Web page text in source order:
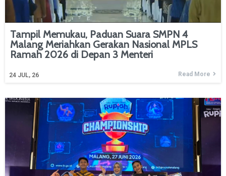
Tampil Memukau, Paduan Suara SMPN 4
Malang Meriahkan Gerakan Nasional MPLS
Ramah 2026 di Depan 3 Menteri
24 JUL, 26 Read More